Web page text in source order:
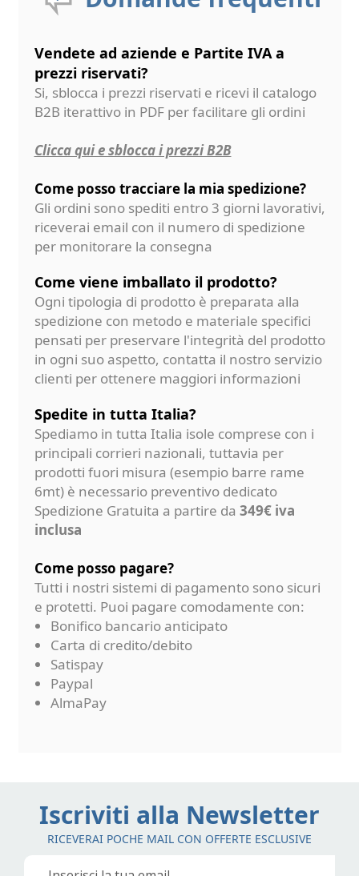
Vendete ad aziende e Partite IVA a
prezzi riservati?
Si, sblocca i prezzi riservati e ricevi il catalogo
B2B iterattivo in PDF per facilitare gli ordini
Clicca qui e sblocca i prezzi B2B
Come posso tracciare la mia spedizione?
Gli ordini sono spediti entro 3 giorni lavorativi,
riceverai email con il numero di spedizione
per monitorare la consegna
Come viene imballato il prodotto?
Ogni tipologia di prodotto è preparata alla
spedizione con metodo e materiale specifici
pensati per preservare l'integrità del prodotto
in ogni suo aspetto, contatta il nostro servizio
clienti per ottenere maggiori informazioni
Spedite in tutta Italia?
Spediamo in tutta Italia isole comprese con i
principali corrieri nazionali, tuttavia per
prodotti fuori misura (esempio barre rame
6mt) è necessario preventivo dedicato
Spedizione Gratuita a partire da 349€ iva
inclusa
Come posso pagare?
Tutti i nostri sistemi di pagamento sono sicuri
e protetti. Puoi pagare comodamente con:
Bonifico bancario anticipato
Carta di credito/debito
Satispay
Paypal
AlmaPay
Iscriviti alla Newsletter
RICEVERAI POCHE MAIL CON OFFERTE ESCLUSIVE
Iscriviti